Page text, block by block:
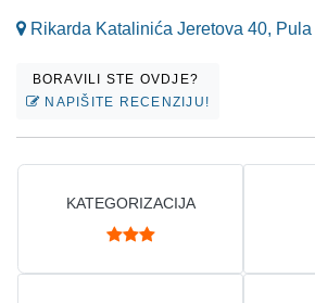
Rikarda Katalinića Jeretova 40, Pula
BORAVILI STE OVDJE?
NAPIŠITE RECENZIJU!
KATEGORIZACIJA